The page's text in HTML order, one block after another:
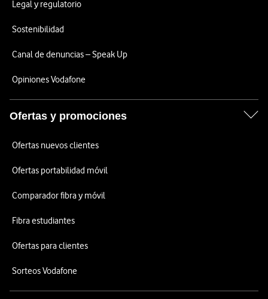
Legal y regulatorio
Sostenibilidad
Canal de denuncias – Speak Up
Opiniones Vodafone
Ofertas y promociones
Ofertas nuevos clientes
Ofertas portabilidad móvil
Comparador fibra y móvil
Fibra estudiantes
Ofertas para clientes
Sorteos Vodafone